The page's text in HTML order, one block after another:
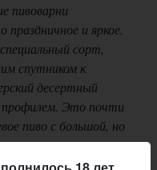
пивоварни
и яркое.
сорт,
спутником к
десертный
профилем. Это почти
пиво с большой, но
имеет
и бисквита.